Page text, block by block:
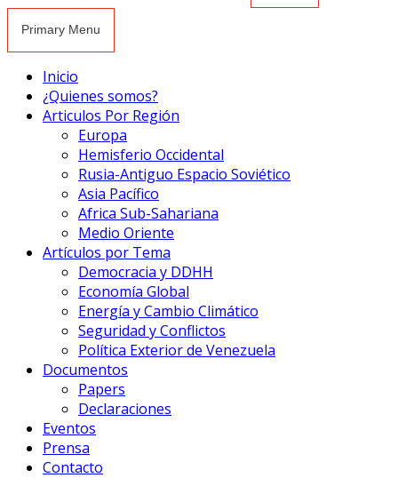
Primary Menu
Inicio
¿Quienes somos?
Articulos Por Región
Europa
Hemisferio Occidental
Rusia-Antiguo Espacio Soviético
Asia Pacífico
Africa Sub-Sahariana
Medio Oriente
Artículos por Tema
Democracia y DDHH
Economía Global
Energía y Cambio Climático
Seguridad y Conflictos
Política Exterior de Venezuela
Documentos
Papers
Declaraciones
Eventos
Prensa
Contacto